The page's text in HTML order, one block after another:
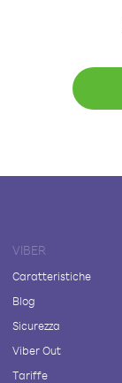
VIBER
Caratteristiche
Blog
Sicurezza
Viber Out
Tariffe